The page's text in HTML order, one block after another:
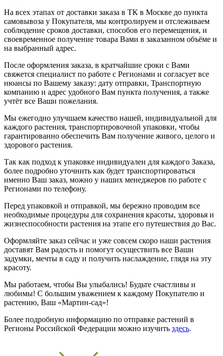
На всех этапах от доставки заказа в ТК в Москве до пункта
самовывоза у Покупателя, мы контролируем и отслеживаем
соблюдение сроков доставки, способов его перемещения, и
своевременное получение товара Вами в заказанном объёме и
на выбранный адрес.
После оформления заказа, в кратчайшие сроки с Вами
свяжется специалист по работе с Регионами и согласует все
нюансы по Вашему заказу: дату отправки, Транспортную
компанию и адрес удобного Вам пункта получения, а также
учтёт все Ваши пожелания.
Мы ежегодно улучшаем качество нашей, индивидуальной для
каждого растения, транспортировочной упаковки, чтобы
гарантированно обеспечить Вам получение живого, целого и
здорового растения.
Так как подход к упаковке индивидуален для каждого Заказа,
более подробно уточнить как будет транспортироваться
именно Ваш заказ, можно у наших менеджеров по работе с
Регионами по телефону.
Перед упаковкой и отправкой, мы бережно проводим все
необходимые процедуры для сохранения красоты, здоровья и
жизнеспособности растения на этапе его путешествия до Вас.
Оформляйте заказ сейчас и уже совсем скоро наши растения
доставят Вам радость и помогут осуществить все Ваши
задумки, мечты в саду и получить наслаждение, глядя на эту
красоту.
Мы работаем, чтобы Вы улыбались! Будьте счастливы и
любимы! С большим уважением к каждому Покупателю и
растению, Ваш «Мартин-сад»!
Более подробную информацию по отправке растений в
Регионы Российской Федерации можно изучить здесь.